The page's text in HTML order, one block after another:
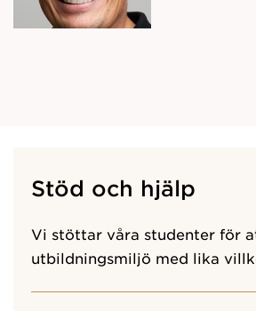
Stöd och hjälp
Vi stöttar våra studenter för
utbildningsmiljö med lika